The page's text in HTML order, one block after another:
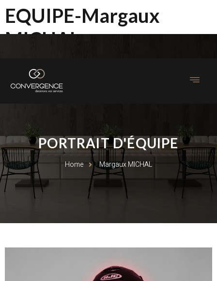
EQUIPE-Margaux
MICHAL
PORTRAIT D'ÉQUIPE
Home Margaux MICHAL